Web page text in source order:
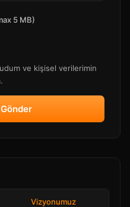
5 MB)
ve kişisel verilerimin
Vizyonumuz